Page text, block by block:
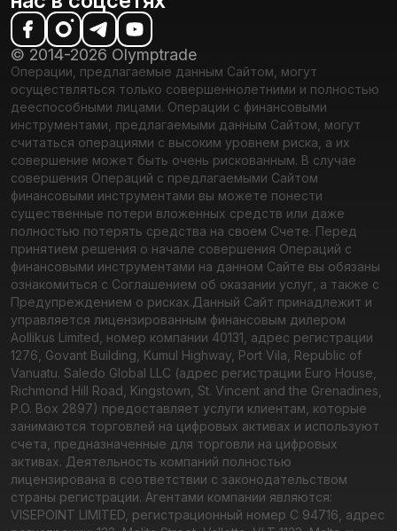
© 2014-2026 Olymptrade
Операции, предлагаемые данным Сайтом, могут
осуществляться только совершеннолетними и полностью
дееспособными лицами. Операции с финансовыми
инструментами, предлагаемыми данным Сайтом, могут
считаться операциями с высоким уровнем риска, а их
совершение может быть очень рискованным. В случае
совершения Операций с предлагаемыми Сайтом
финансовыми инструментами вы можете понести
существенные потери вложенных средств или даже
полностью потерять средства на своем Счете. Перед
принятием решения о начале совершения Операций с
финансовыми инструментами на данном Сайте вы обязаны
ознакомиться с Соглашением об оказании услуг, а также с
Предупреждением о рисках.Данный Сайт принадлежит и
управляется лицензированным финансовым дилером
Aollikus Limited, номер компании 40131, адрес регистрации
1276, Govant Building, Kumul Highway, Port Vila, Republic of
Vanuatu. Saledo Global LLC (адрес регистрации Euro House,
Richmond Hill Road, Kingstown, St. Vincent and the Grenadines,
P.O. Box 2897) предоставляет услуги клиентам, которые
занимаются торговлей на цифровых активах и используют
счета, предназначенные для торговли на цифровых
активах. Деятельность компаний полностью
лицензирована в соответствии с законодательством
страны регистрации. Агентами компании являются:
VISEPOINT LIMITED, регистрационный номер C 94716, адрес